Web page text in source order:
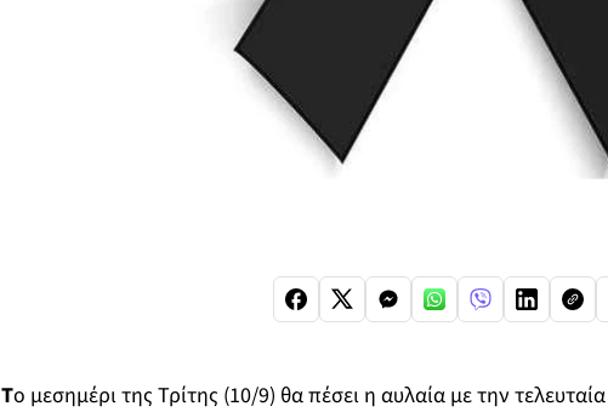
Το μεσημέρι της Τρίτης (10/9) θα πέσει η αυλαία με την